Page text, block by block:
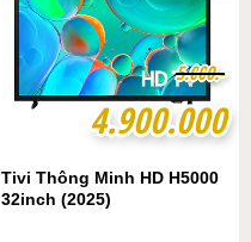
4.900.000
4.900.000
5.000.-
5.000.-
Tivi Thông Minh HD H5000
32inch (2025)